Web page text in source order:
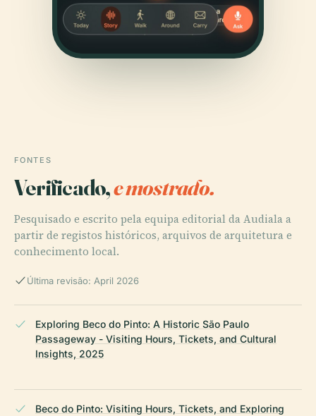
FONTES
Verificado,e mostrado.
Pesquisado e escrito pela equipa editorial da Audiala a
partir de registos históricos, arquivos de arquitetura e
conhecimento local.
Última revisão: April 2026
Exploring Beco do Pinto: A Historic São Paulo
Passageway - Visiting Hours, Tickets, and Cultural
Insights, 2025
Beco do Pinto: Visiting Hours, Tickets, and Exploring